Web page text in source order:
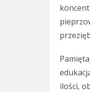
ilości,